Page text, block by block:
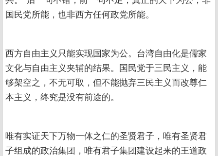
国民党所能，也非西方任何政党所能。
西方自由主义只能实现国家为公。台湾自由化是儒家
文化与自由主义夹辅的结果。国民党于三民主义，能
够架空之，不无可取，但不能抛弃三民主义而改尊仁
本主义，终究是没有前途的。
唯有实证天下万物一体之仁的圣贤君子，唯有圣贤君
子组成的政治集团，唯有君子集团建设起来的王道政